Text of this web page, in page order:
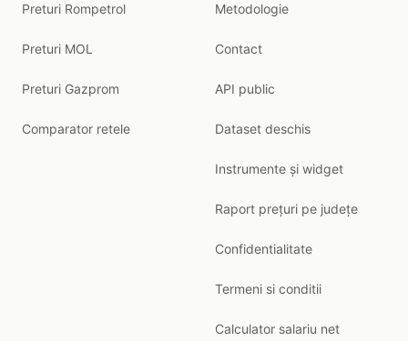
Preturi Rompetrol
Preturi MOL
Preturi Gazprom
Comparator retele
Metodologie
Contact
API public
Dataset deschis
Instrumente și widget
Raport prețuri pe județe
Confidentialitate
Termeni si conditii
Calculator salariu net